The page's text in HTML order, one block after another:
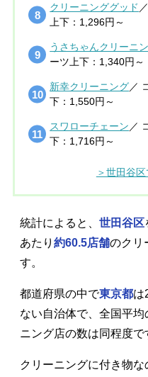
クリーニンググッド
上下：1,296円～
うさちゃんクリーニ
ーツ上下：1,340円～
新幸クリーニング／
下：1,550円～
スワローチェーン ／
下：1,716円～
＞世田谷区
統計によると、 世田谷区
あたり 約60.5店舗のクリ
す。
都道府県の中で東京都は
ない自治体で、全国平
ニング店の数は同程度で
クリーニングに付き物な